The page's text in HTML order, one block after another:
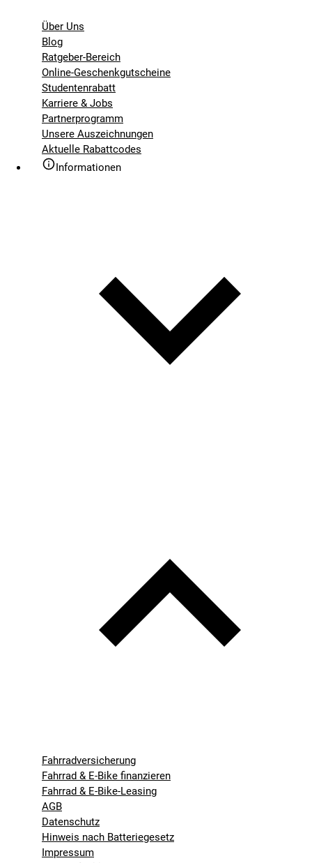
Über Uns
Blog
Ratgeber-Bereich
Online-Geschenkgutscheine
Studentenrabatt
Karriere & Jobs
Partnerprogramm
Unsere Auszeichnungen
Aktuelle Rabattcodes
Informationen
Fahrradversicherung
Fahrrad & E-Bike finanzieren
Fahrrad & E-Bike-Leasing
AGB
Datenschutz
Hinweis nach Batteriegesetz
Impressum